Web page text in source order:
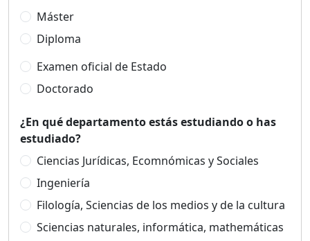
Máster
Diploma
Examen oficial de Estado
Doctorado
¿En qué departamento estás estudiando o has
estudiado?
Ciencias Jurídicas, Ecomnómicas y Sociales
Ingeniería
Filología, Sciencias de los medios y de la cultura
Sciencias naturales, informática, mathemáticas